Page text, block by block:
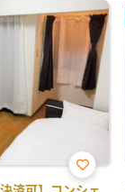
お気